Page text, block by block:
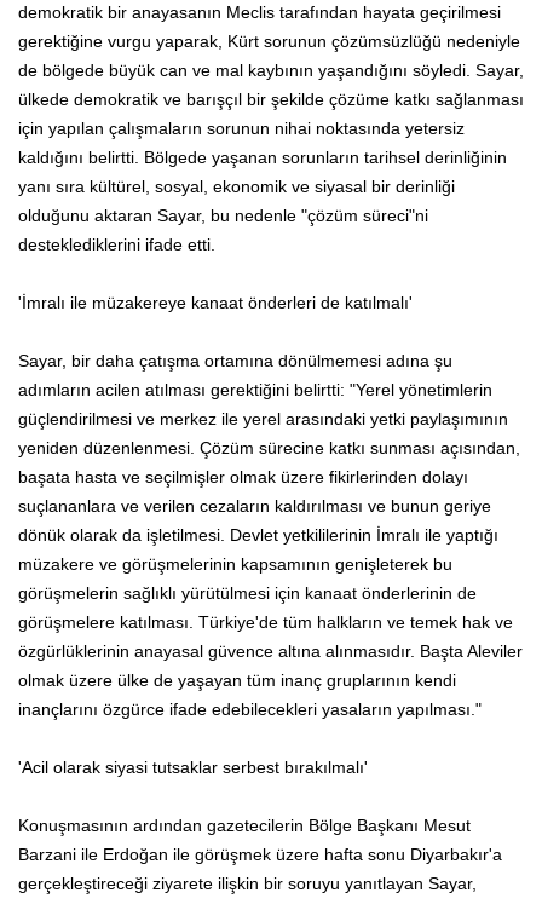
demokratik bir anayasanın Meclis tarafından hayata geçirilmesi
gerektiğine vurgu yaparak, Kürt sorunun çözümsüzlüğü nedeniyle
de bölgede büyük can ve mal kaybının yaşandığını söyledi. Sayar,
ülkede demokratik ve barışçıl bir şekilde çözüme katkı sağlanması
için yapılan çalışmaların sorunun nihai noktasında yetersiz
kaldığını belirtti. Bölgede yaşanan sorunların tarihsel derinliğinin
yanı sıra kültürel, sosyal, ekonomik ve siyasal bir derinliği
olduğunu aktaran Sayar, bu nedenle "çözüm süreci"ni
desteklediklerini ifade etti.
'İmralı ile müzakereye kanaat önderleri de katılmalı'
Sayar, bir daha çatışma ortamına dönülmemesi adına şu
adımların acilen atılması gerektiğini belirtti: "Yerel yönetimlerin
güçlendirilmesi ve merkez ile yerel arasındaki yetki paylaşımının
yeniden düzenlenmesi. Çözüm sürecine katkı sunması açısından,
başata hasta ve seçilmişler olmak üzere fikirlerinden dolayı
suçlananlara ve verilen cezaların kaldırılması ve bunun geriye
dönük olarak da işletilmesi. Devlet yetkililerinin İmralı ile yaptığı
müzakere ve görüşmelerinin kapsamının genişleterek bu
görüşmelerin sağlıklı yürütülmesi için kanaat önderlerinin de
görüşmelere katılması. Türkiye'de tüm halkların ve temek hak ve
özgürlüklerinin anayasal güvence altına alınmasıdır. Başta Aleviler
olmak üzere ülke de yaşayan tüm inanç gruplarının kendi
inançlarını özgürce ifade edebilecekleri yasaların yapılması."
'Acil olarak siyasi tutsaklar serbest bırakılmalı'
Konuşmasının ardından gazetecilerin Bölge Başkanı Mesut
Barzani ile Erdoğan ile görüşmek üzere hafta sonu Diyarbakır'a
gerçekleştireceği ziyarete ilişkin bir soruyu yanıtlayan Sayar,